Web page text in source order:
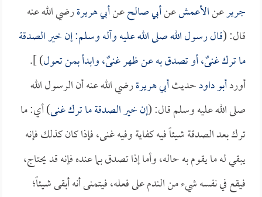
جريرعنالأعمشعنأبي صالحعنأبي هريرةرضي الله عنه
قال: (قال رسول الله صلى الله عليه وآله وسلم: إن خير الصدقة
ما ترك غنىٌ، أو تصدق به عن ظهر غنىٌ، وابدأ بمن تعول) ].
أوردأبو داودحديثأبي هريرةرضي الله عنه أن الرسول الله
صلى الله عليه وسلم قال: (إن خير الصدقة ما ترك غنى) أي: ما
ترك بعد الصدقة شيئاً فيه كفاية وفيه غنى، فإذا كان كذلك فإنه
يبقي له ما يقوم به حاله، وأما إذا تصدق بما عنده فإنه قد يحتاج،
فيقع في نفسه شيء من الندم على فعله، فيتمنى أنه أبقى شيئاً؛